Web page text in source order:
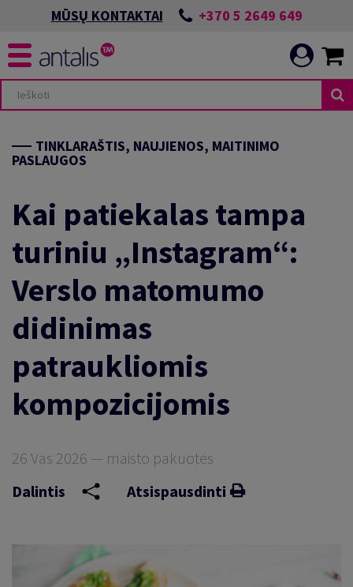
MŪSŲ KONTAKTAI +370 5 2649 649
TINKLARAŠTIS, NAUJIENOS, MAITINIMO
PASLAUGOS
Kai patiekalas tampa
turiniu „Instagram“:
Verslo matomumo
didinimas
patraukliomis
kompozicijomis
26 Vas 2026 — maisto pakuotės
Dalintis
Atsispausdinti